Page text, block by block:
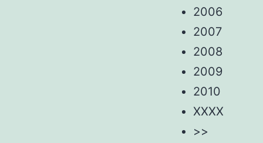
2006
2007
2008
2009
2010
XXXX
>>